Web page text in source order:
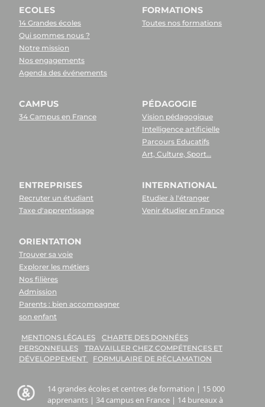
ECOLES
14 Grandes écoles
Qui sommes nous ?
Notre mission
Nos engagements
Agenda des événements
FORMATIONS
Toutes nos formations
CAMPUS
34 Campus en France
PÉDAGOGIE
Vision pédagogique
Intelligence artificielle
Parcours Educatifs
Art, Culture, Sport…
ENTREPRISES
Recruter un étudiant
Taxe d'apprentissage
INTERNATIONAL
Etudier à l'étranger
Venir étudier en France
ORIENTATION
Trouver sa voie
Explorer les métiers
Nos filières
Admission
Parents : bien accompagner
son enfant
MENTIONS LÉGALES
CHARTE DES DONNÉES
PERSONNELLES
TRAVAILLER CHEZ COMPÉTENCES ET
DÉVELOPPEMENT
FORMULAIRE DE RÉCLAMATION